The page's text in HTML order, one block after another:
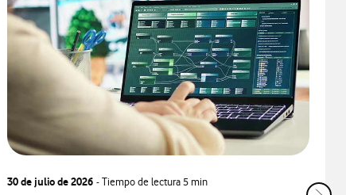
30 de julio de 2026 - Tiempo de lectura5 min